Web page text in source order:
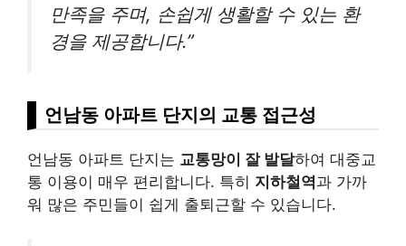
만족을 주며, 손쉽게 생활할 수 있는 환
경을 제공합니다.”
언남동 아파트 단지의 교통 접근성
언남동 아파트 단지는 교통망이 잘 발달하여 대중교
통 이용이 매우 편리합니다. 특히 지하철역과 가까
워 많은 주민들이 쉽게 출퇴근할 수 있습니다.